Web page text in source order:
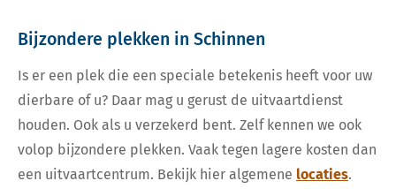
Bijzondere plekken in Schinnen
Is er een plek die een speciale betekenis heeft voor uw
dierbare of u? Daar mag u gerust de uitvaartdienst
houden. Ook als u verzekerd bent. Zelf kennen we ook
volop bijzondere plekken. Vaak tegen lagere kosten dan
een uitvaartcentrum. Bekijk hier algemene locaties.